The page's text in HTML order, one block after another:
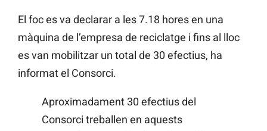
El foc es va declarar a les 7.18 hores en una
màquina de l’empresa de reciclatge i fins al lloc
es van mobilitzar un total de 30 efectius, ha
informat el Consorci.
Aproximadament 30 efectius del
Consorci treballen en aquests